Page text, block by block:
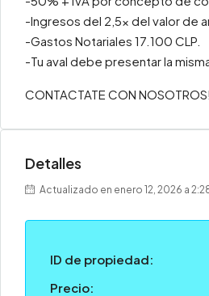
-Ingresos del 2,5x del valor de
-Gastos Notariales 17.100 CLP.
-Tu aval debe presentar la
CONTACTATE CON NOSOTROS!
Detalles
Actualizado en enero 12, 2026 a
ID de propiedad:
Precio: